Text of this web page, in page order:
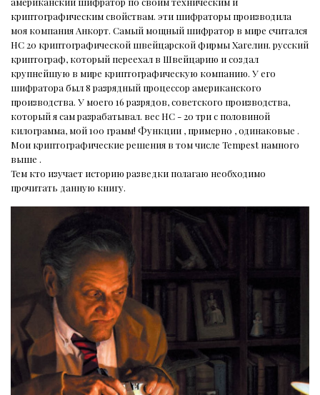
криптографическим свойствам. эти шифраторы производила
моя компания Анкорт. Самый мощный шифратор в мире считался
HC 20 криптографической швейцарской фирмы Хагелин. русский
криптограф, который переехал в Швейцарию и создал
крупнейшую в мире криптографическую компанию. У его
шифратора был 8 разрядный процессор американского
производства. У моего 16 разрядов, советского производства,
который я сам разрабатывал. вес HC - 20 три с половиной
килограмма, мой 100 грамм! Функции , примерно , одинаковые .
Мои криптографические решения в том числе Tempest намного
выше .
Тем кто изучает историю разведки полагаю необходимо
прочитать данную книгу.